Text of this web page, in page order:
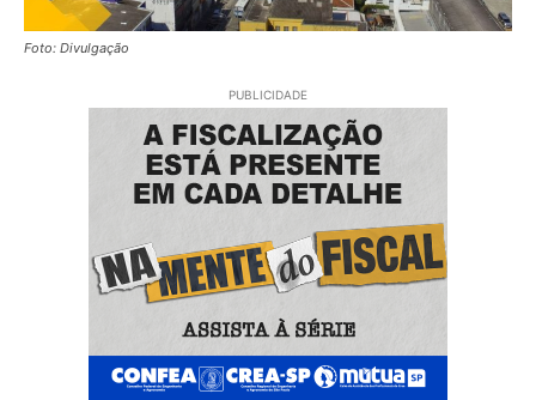
Foto: Divulgação
PUBLICIDADE